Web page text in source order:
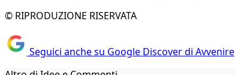
© RIPRODUZIONE RISERVATA
Seguici anche su Google Discover di Avvenire